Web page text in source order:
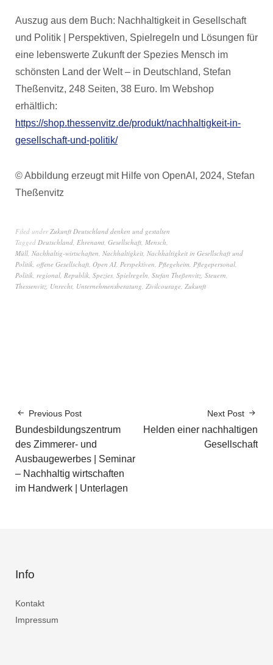
Auszug aus dem Buch: Nachhaltigkeit in Gesellschaft
und Politik | Perspektiven, Spielregeln und Lösungen für
eine lebenswerte Zukunft der Spezies Mensch im
schönsten Land der Welt – in Deutschland, Stefan
Theßenvitz, 248 Seiten, 38 Euro. Im Webshop
erhältlich:
https://shop.thessenvitz.de/produkt/nachhaltigkeit-in-
gesellschaft-und-politik/
© Abbildung erzeugt mit Hilfe von OpenAI, 2024, Stefan
Theßenvitz
Filed underZukunft Deutschland denken und gestalten
Tagged Deutschland, Ehrenamt, Gesellschaft, Mensch,
Müll, Nachhaltig-wirtschaften, Nachhaltigkeit, Nachhaltigkeit in Gesellschaft und
Politik, offene Gesellschaft, Open AI, Perspektiven, Pflegeheim, Pflegepersonal,
Politik, regional, Republik, Spezies, Spielregeln, Stefan Theßenvitz, Steuern,
Thessenvitz, Unrecht, Unternehmensberatung, Zivilcourage, Zukunft
Previous Post
Bundesbildungszentrum
des Zimmerer- und
Ausbaugewerbes | Seminar
– Nachhaltig wirtschaften
im Handwerk | Unterlagen
Next Post
Helden einer nachhaltigen
Gesellschaft
Info
Kontakt
Impressum